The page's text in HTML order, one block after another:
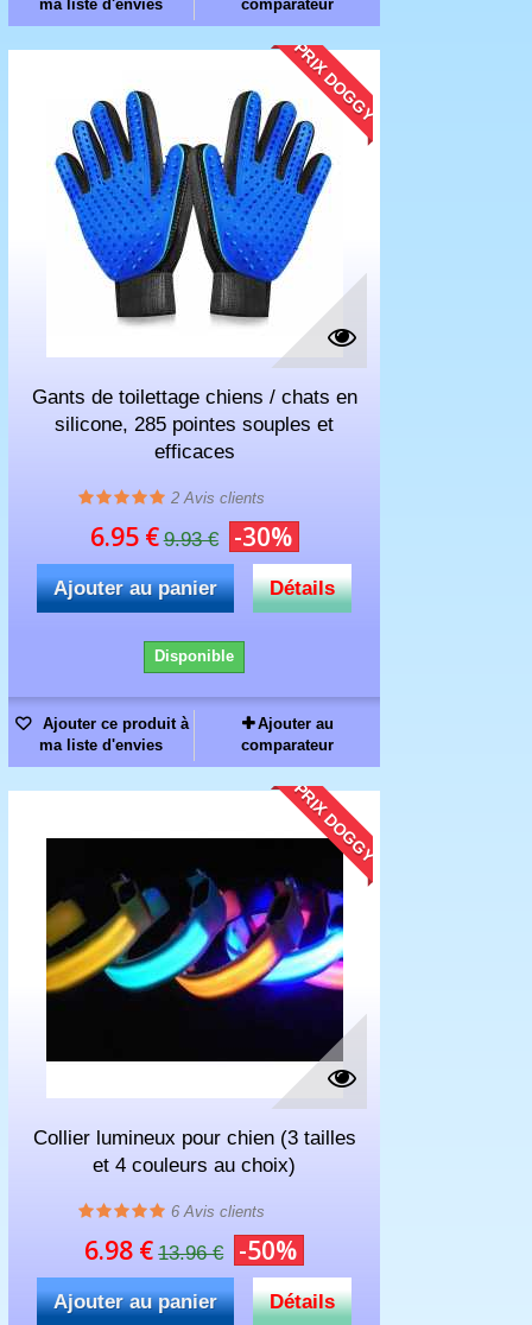
ma liste d'envies comparateur
PRIX DOGGY
Gants de toilettage chiens / chats en
silicone, 285 pointes souples et
efficaces
2 Avis clients
6.95 € 9.93 € -30%
Ajouter au panier Détails
Disponible
Ajouter ce produit à
ma liste d'envies
Ajouter au
comparateur
PRIX DOGGY
Collier lumineux pour chien (3 tailles
et 4 couleurs au choix)
6 Avis clients
6.98 € 13.96 € -50%
Ajouter au panier Détails